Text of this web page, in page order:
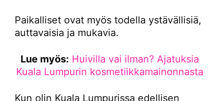
Paikalliset ovat myös todella ystävällisiä,
auttavaisia ja mukavia.
Lue myös: Huivilla vai ilman? Ajatuksia
Kuala Lumpurin kosmetiikkamainonnasta
Kun olin Kuala Lumpurissa edellisen